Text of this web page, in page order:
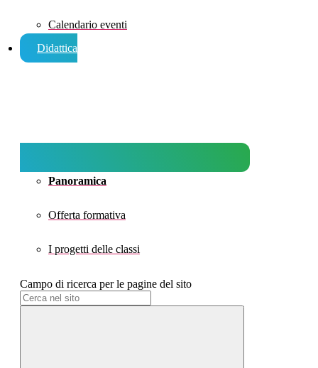
Calendario eventi
Didattica
Panoramica
Offerta formativa
I progetti delle classi
Campo di ricerca per le pagine del sito